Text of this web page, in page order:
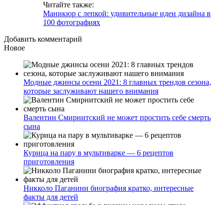
Читайте также:
Маникюр с лепкой: удивительные идеи дизайна в
100 фотографиях
Добавить комментарий
Новое
Модные джинсы осени 2021: 8 главных трендов сезона,
которые заслуживают нашего внимания
Валентин Смирнитский не может простить себе смерть
сына
Курица на пару в мультиварке — 6 рецептов
приготовления
Никколо Паганини биография кратко, интересные
факты для детей